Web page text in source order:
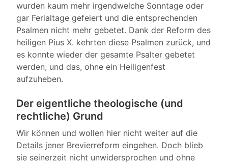
wurden kaum mehr irgendwelche Sonntage oder
gar Ferialtage gefeiert und die entsprechenden
Psalmen nicht mehr gebetet. Dank der Reform des
heiligen Pius X. kehrten diese Psalmen zurück, und
es konnte wieder der gesamte Psalter gebetet
werden, und das, ohne ein Heiligenfest
aufzuheben.
Der eigentliche theologische (und
rechtliche) Grund
Wir können und wollen hier nicht weiter auf die
Details jener Brevierreform eingehen. Doch blieb
sie seinerzeit nicht unwidersprochen und ohne